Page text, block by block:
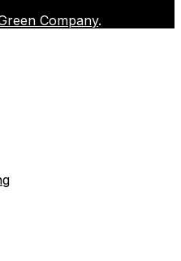
Company.